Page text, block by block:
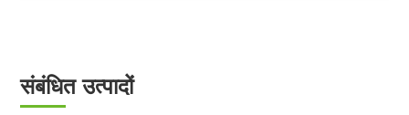
संबंधित उत्पादों